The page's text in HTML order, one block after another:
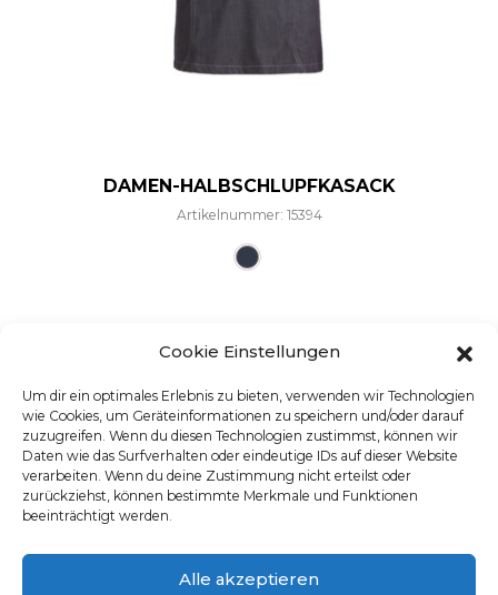
Cookie Einstellungen
Um dir ein optimales Erlebnis zu bieten, verwenden wir Technologien
wie Cookies, um Geräteinformationen zu speichern und/oder darauf
zuzugreifen. Wenn du diesen Technologien zustimmst, können wir
Daten wie das Surfverhalten oder eindeutige IDs auf dieser Website
verarbeiten. Wenn du deine Zustimmung nicht erteilst oder
zurückziehst, können bestimmte Merkmale und Funktionen
beeinträchtigt werden.
Alle akzeptieren
DAMEN-HALBSCHLUPFKASACK
Artikelnummer: 15394